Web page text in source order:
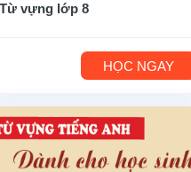
Từ vựng lớp 8
HỌC NGAY